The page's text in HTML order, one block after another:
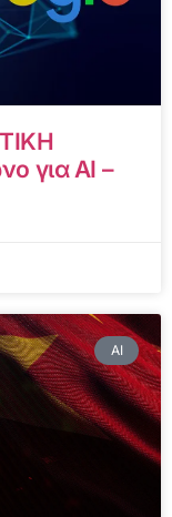
για AI –
AI